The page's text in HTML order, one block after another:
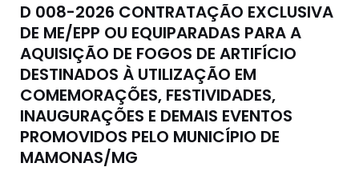
D 008-2026 CONTRATAÇÃO EXCLUSIVA
DE ME/EPP OU EQUIPARADAS PARA A
AQUISIÇÃO DE FOGOS DE ARTIFÍCIO
DESTINADOS À UTILIZAÇÃO EM
COMEMORAÇÕES, FESTIVIDADES,
INAUGURAÇÕES E DEMAIS EVENTOS
PROMOVIDOS PELO MUNICÍPIO DE
MAMONAS/MG